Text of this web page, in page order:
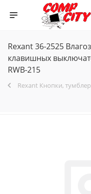
Rexant 36-2525
клавишных
RWB-215
Rexant Кнопки,